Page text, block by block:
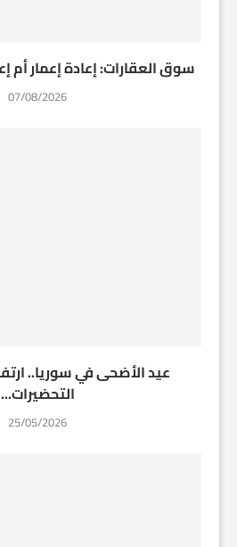
سوق العقارات: إعادة إعمار أم
07/08/2026
عيد الأضحى في سوريا..
التحضيرات...
25/05/2026